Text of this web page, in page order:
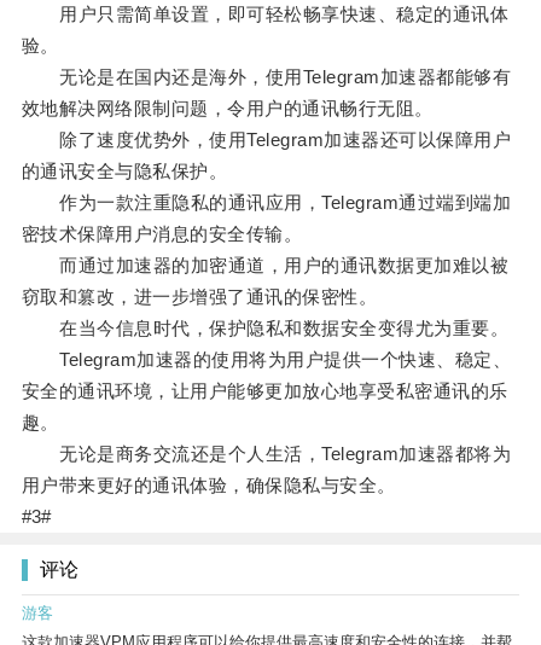
用户只需简单设置，即可轻松畅享快速、稳定的通讯体
验。
无论是在国内还是海外，使用Telegram加速器都能够有
效地解决网络限制问题，令用户的通讯畅行无阻。
除了速度优势外，使用Telegram加速器还可以保障用户
的通讯安全与隐私保护。
作为一款注重隐私的通讯应用，Telegram通过端到端加
密技术保障用户消息的安全传输。
而通过加速器的加密通道，用户的通讯数据更加难以被
窃取和篡改，进一步增强了通讯的保密性。
在当今信息时代，保护隐私和数据安全变得尤为重要。
Telegram加速器的使用将为用户提供一个快速、稳定、
安全的通讯环境，让用户能够更加放心地享受私密通讯的乐
趣。
无论是商务交流还是个人生活，Telegram加速器都将为
用户带来更好的通讯体验，确保隐私与安全。
#3#
评论
游客